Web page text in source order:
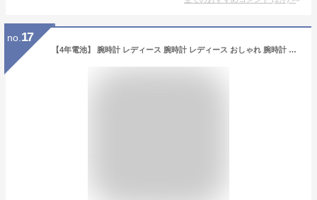
no. 17
【4年電池】 腕時計 レディース 腕時計 レディース おしゃれ 腕時計 レディース 見やすい シンプル カジュアル 腕時計 レディース 人気 20代 30代 40代 腕時計 レディース 丸型 プチプラ 日本製クオーツ ブラック 黒 ブラウン 受験 【メール便 送料無料】